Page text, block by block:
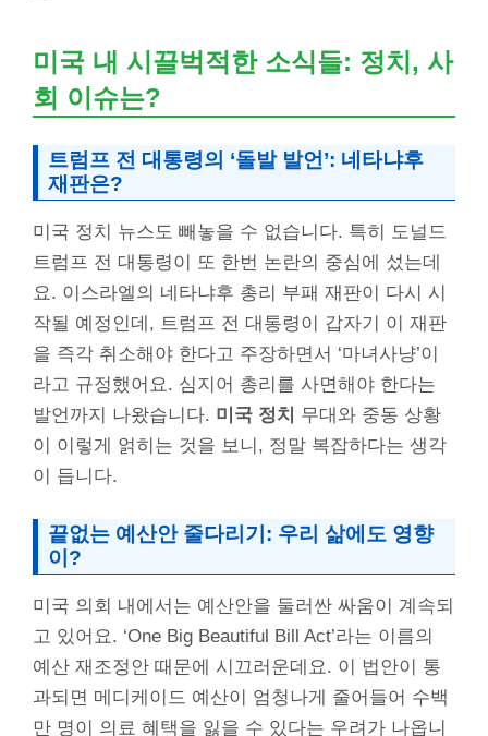
미국 내 시끌벅적한 소식들: 정치, 사
회 이슈는?
트럼프 전 대통령의 ‘돌발 발언’: 네타냐후
재판은?
미국 정치 뉴스도 빼놓을 수 없습니다. 특히 도널드
트럼프 전 대통령이 또 한번 논란의 중심에 섰는데
요. 이스라엘의 네타냐후 총리 부패 재판이 다시 시
작될 예정인데, 트럼프 전 대통령이 갑자기 이 재판
을 즉각 취소해야 한다고 주장하면서 ‘마녀사냥’이
라고 규정했어요. 심지어 총리를 사면해야 한다는
발언까지 나왔습니다. 미국 정치 무대와 중동 상황
이 이렇게 얽히는 것을 보니, 정말 복잡하다는 생각
이 듭니다.
끝없는 예산안 줄다리기: 우리 삶에도 영향
이?
미국 의회 내에서는 예산안을 둘러싼 싸움이 계속되
고 있어요. ‘One Big Beautiful Bill Act’라는 이름의
예산 재조정안 때문에 시끄러운데요. 이 법안이 통
과되면 메디케이드 예산이 엄청나게 줄어들어 수백
만 명이 의료 혜택을 잃을 수 있다는 우려가 나옵니